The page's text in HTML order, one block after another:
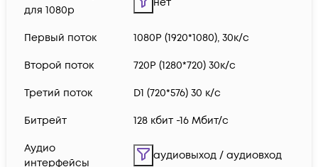
для 1080p
Первый поток 1080P (1920*1080), 30к/с
Второй поток 720P (1280*720) 30к/с
Третий поток D1 (720*576) 30 к/с
Битрейт 128 кбит -16 Мбит/с
Аудио
интерфейсы
аудиовыход / аудиовход